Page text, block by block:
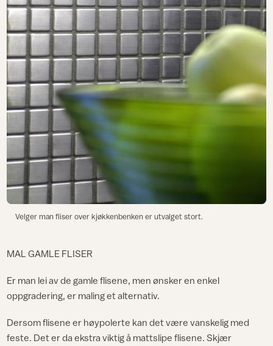
Velger man fliser over kjøkkenbenken er utvalget stort.
MAL GAMLE FLISER
Er man lei av de gamle flisene, men ønsker en enkel
oppgradering, er maling et alternativ.
Dersom flisene er høypolerte kan det være vanskelig med
feste. Det er da ekstra viktig å mattslipe flisene. Skjær